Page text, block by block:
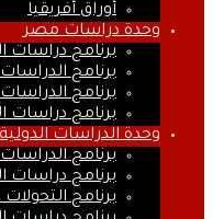
أوراق أفريقيا
وحدة دراسات مصر
برنامج دراسات
برنامج الدراسات
برنامج
برنامج دراسات
وحدة الدراسات الدولية
برنامج
برنامج دراسات
برنامج التحولات